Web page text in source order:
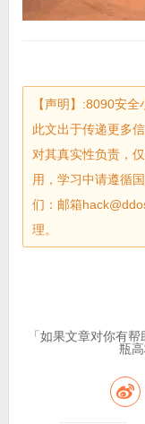
【声明】:8090安
此文出于传递更多
对其真实性负责，
用，学习中请遵循
们：邮箱
理。
「如果文章对你有
瓶